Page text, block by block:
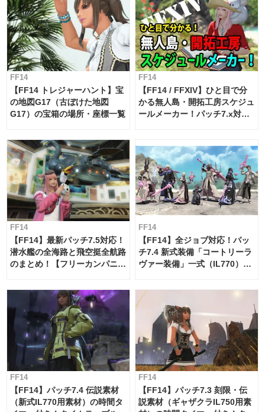
FF14
【FF14 トレジャーハント】宝
の地図G17（古ぼけた地図
G17）の宝箱の場所・座標一覧
FF14
【FF14 / FFXIV】ひと目で分
かる無人島・開拓工房スケジュ
ールメーカー！パッチ7.x対応
FF14
【FF14】最新パッチ7.5対応！
潜水艦の全海路と飛空挺全航路
のまとめ！【フリーカンパニ
FF14
【FF14】全ジョブ対応！パッ
チ7.4 新式装備「コートリーラ
ヴァー装備」一式（IL770）の
FF14
【FF14】パッチ7.4 伝説素材
（新式IL770用素材）の時間タ
FF14
【FF14】パッチ7.3 刻限・伝
説素材（ギャザクラIL750用素